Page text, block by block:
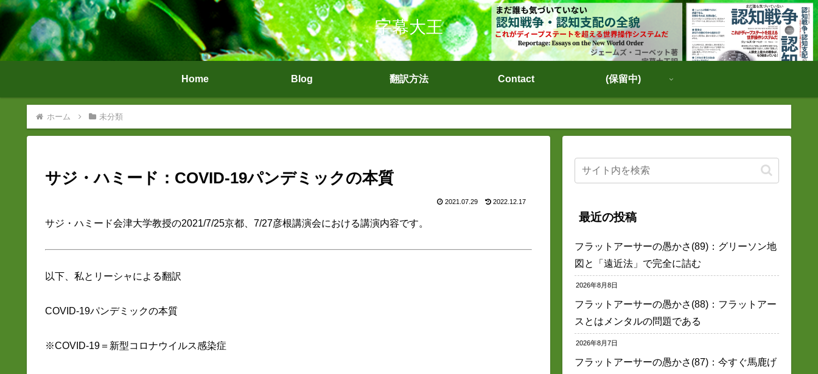
字幕大王
Home Blog 翻訳方法 Contact (保留中)
ホーム 未分類
サジ・ハミード：COVID-19パンデミックの本質
2021.07.29 2022.12.17
サジ・ハミード会津大学教授の2021/7/25京都、7/27彦根講演会における講演内容です。
以下、私とリーシャによる翻訳
COVID-19パンデミックの本質
※COVID-19＝新型コロナウイルス感染症
最近の投稿
フラットアーサーの愚かさ(89)：グリーソン地
図と「遠近法」で完全に詰む
2026年8月8日
フラットアーサーの愚かさ(88)：フラットアー
スとはメンタルの問題である
2026年8月7日
フラットアーサーの愚かさ(87)：今すぐ馬鹿げ